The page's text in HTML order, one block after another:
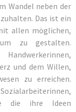
Wandel neben der
Das ist ein
allen möglichen,
um zu gestalten.
und dem Willen,
zu erreichen.
die ihre Ideen